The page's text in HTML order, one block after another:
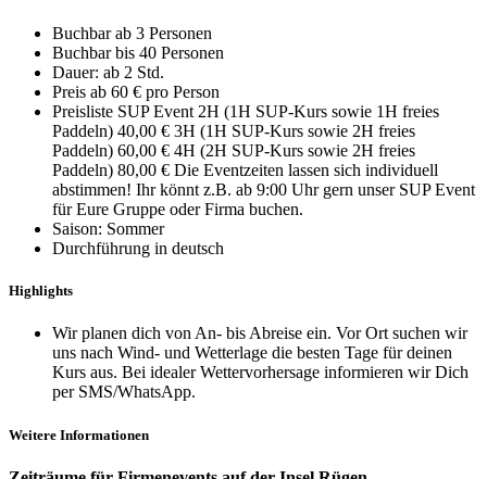
Buchbar ab 3 Personen
Buchbar bis 40 Personen
Dauer: ab 2 Std.
Preis ab 60 € pro Person
Preisliste SUP Event 2H (1H SUP-Kurs sowie 1H freies
Paddeln) 40,00 € 3H (1H SUP-Kurs sowie 2H freies
Paddeln) 60,00 € 4H (2H SUP-Kurs sowie 2H freies
Paddeln) 80,00 € Die Eventzeiten lassen sich individuell
abstimmen! Ihr könnt z.B. ab 9:00 Uhr gern unser SUP Event
für Eure Gruppe oder Firma buchen.
Saison: Sommer
Durchführung in deutsch
Highlights
Wir planen dich von An- bis Abreise ein. Vor Ort suchen wir
uns nach Wind- und Wetterlage die besten Tage für deinen
Kurs aus. Bei idealer Wettervorhersage informieren wir Dich
per SMS/WhatsApp.
Weitere Informationen